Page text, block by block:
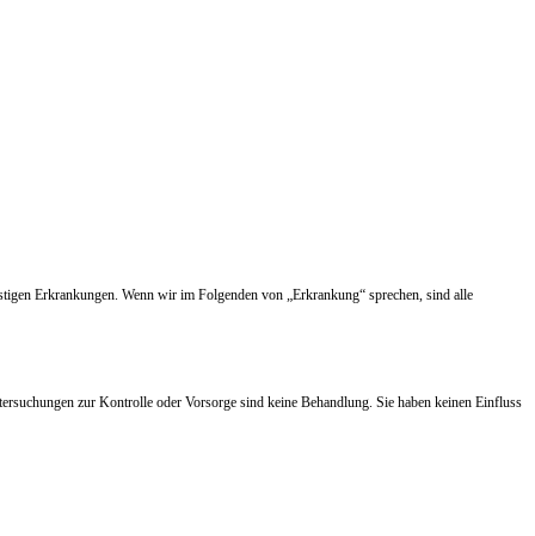
Erkrankungen. Wenn wir im Folgenden von „Erkrankung“ sprechen, sind alle
zur Kontrolle oder Vorsorge sind keine Behandlung. Sie haben keinen Einfluss